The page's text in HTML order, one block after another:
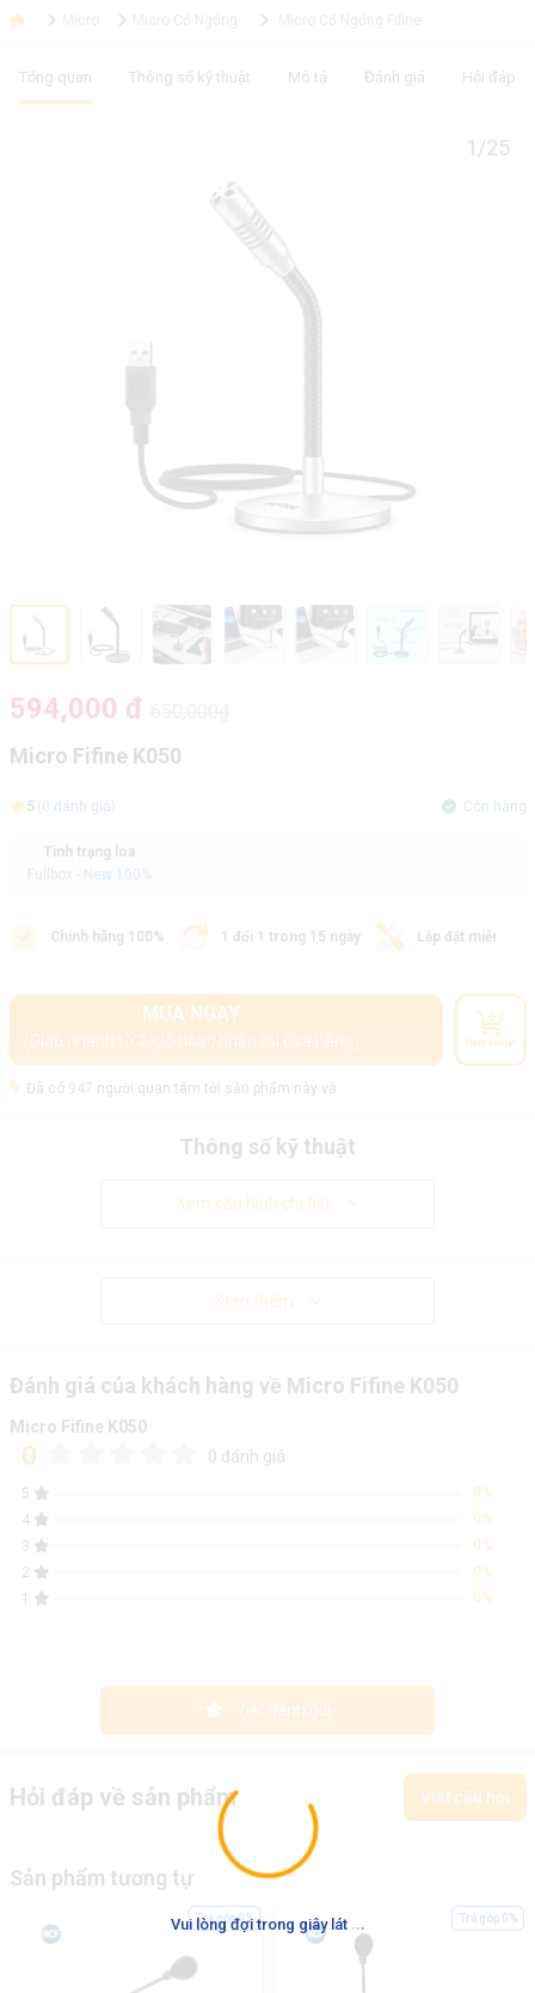
Vui lòng đợi trong giây lát ...
Tổng quan Thông số kỹ thuật Mô tả Đánh giá Hỏi đáp
1/25
594,000 đ
Micro Fifine K050
5 (0 đánh giá) Còn hàng
Tình trạng loa
Fullbox - New 100%
Chính hãng 100% 1 đổi 1 trong 15 ngày Lắp đặt miễn phí
MUA NGAY
(Giao nhanh từ 2 giờ hoặc nhận tại cửa hàng) Thêm vào giỏ
Đã có 947 người quan tâm tới sản phẩm này và
Thông số kỹ thuật
Xem cấu hình chi tiết
Xem thêm
Đánh giá của khách hàng về Micro Fifine K050
Micro Fifine K050
0 0 đánh giá
5
0%
4
0%
3
0%
2
0%
1
0%
Viết đánh giá
Hỏi đáp về sản phẩm Viết câu hỏi
Sản phẩm tương tự
Trả góp 0% Trả góp 0%